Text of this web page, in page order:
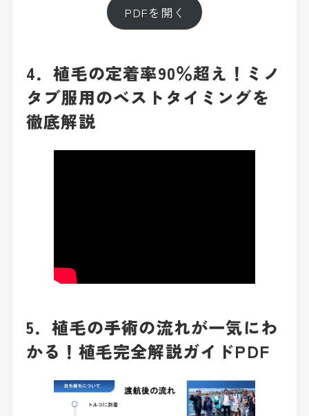
PDFを開く
4．植毛の定着率90％超え！ミノ
タブ服用のベストタイミングを
徹底解説
5．植毛の手術の流れが一気にわ
かる！植毛完全解説ガイドPDF